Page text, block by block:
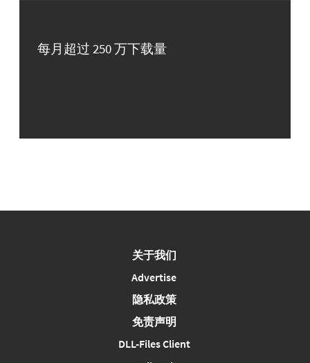
每月超过 250 万下载量
关于我们
Advertise
隐私政策
免责声明
DLL-Files Client